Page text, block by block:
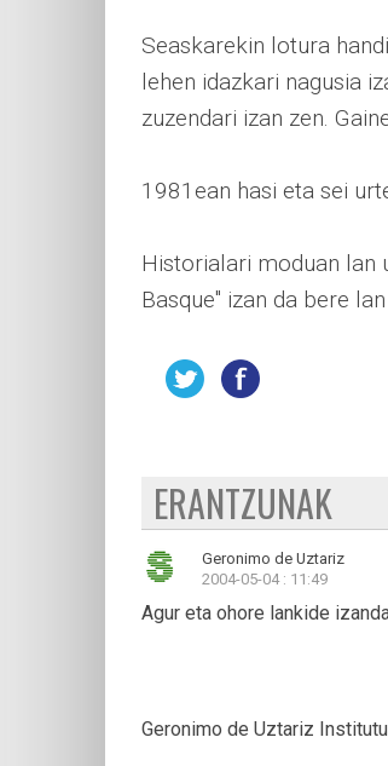
Seaskarekin lotura
lehen idazkari nagusia
zuzendari izan zen.
1981ean hasi eta sei
Historialari moduan lan
Basque" izan da bere
ERANTZUNAK
Geronimo de Uztariz
2004-05-04 : 11:49
Agur eta ohore lankide
Geronimo de Uztariz